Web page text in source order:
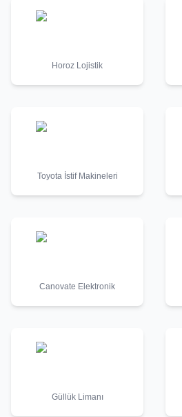
Horoz Lojistik
Toyota İstif Makineleri
Canovate Elektronik
Güllük Limanı